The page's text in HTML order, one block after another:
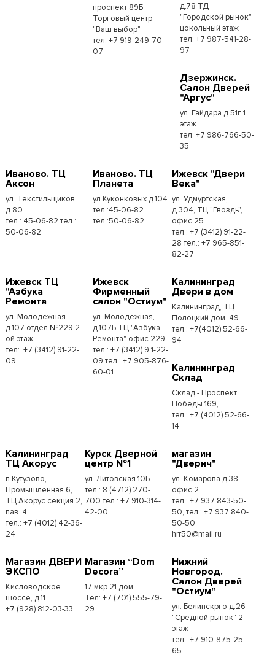
проспект 89Б
Торговый центр
"Ваш выбор"
тел: +7 919-249-70-
07
д.78 ТД
"Городской рынок"
цокольный этаж
тел: +7 987-541-28-
97
Дзержинск.
Салон Дверей
"Аргус"
ул. Гайдара д.51г 1
этаж.
тел: +7 986-766-50-
35
Иваново. ТЦ
Аксон
ул. Текстильщиков
д.80
тел.: 45-06-82 тел.:
50-06-82
Иваново. ТЦ
Планета
ул.Куконковых д.104
тел.:45-06-82
тел.:50-06-82
Ижевск "Двери
Века"
ул. Удмуртская,
д.304, ТЦ "Гвоздь",
офис 25
тел.: +7 (3412) 91-22-
28 тел.: +7 965-851-
82-27
Ижевск ТЦ
"Азбука
Ремонта
ул. Молодежная
д.107 отдел №229 2-
ой этаж
тел:. +7 (3412) 91-22-
09
Ижевск
Фирменный
салон "Остиум"
ул. Молодёжная,
д.107Б ТЦ "Азбука
Ремонта" офис 229
тел.: +7 (3412) 9 1-22-
09 тел.: +7 905-876-
60-01
Калининград
Двери в дом
Калининград, ТЦ
Полоцкий дом. 49
тел.: +7(4012) 52-66-
94
Калининград
Склад
Склад - Проспект
Победы 169,
тел.:​ +7 (4012) 52-66-
14
Калининград
ТЦ Акорус
п.Кутузово,
Промышленная 6,
ТЦ Акорус секция 2,
пав. 4.
тел.: +7 (4012) 42-36-
24
Курск Дверной
центр №1
ул. Литовская 10Б
тел.: 8 (4712) 270-
700 тел.: +7 910-314-
42-00
магазин
"Дверич"
ул. Комарова д.38
офис 2
тел.: +7 937 843-50-
50, тел.: +7 937 840-
50-50
hrr50@mail.ru
Магазин ДВЕРИ
ЭКСПО
Кисловодское
шоссе, д.11
+7 (928) 812-03-33
Магазин “Dom
Decora”
17 мкр 21 дом
Тел: +7 (701) 555-79-
29
Нижний
Новгород.
Салон Дверей
"Остиум"
ул. Белинскрго д.26
"Средной рынок" 2
этаж
тел.: +7 910-875-25-
65